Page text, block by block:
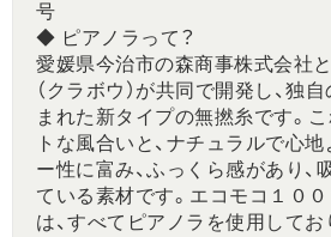
号
◆ ピアノラって？
愛媛県今治市の森商事株式会社
（クラボウ）が共同で開発し、独
まれた新タイプの無撚糸です。
トな風合いと、ナチュラルで心地
ー性に富み、ふっくら感があり、
ている素材です。エコモコ１０
は、すべてピアノラを使用してお